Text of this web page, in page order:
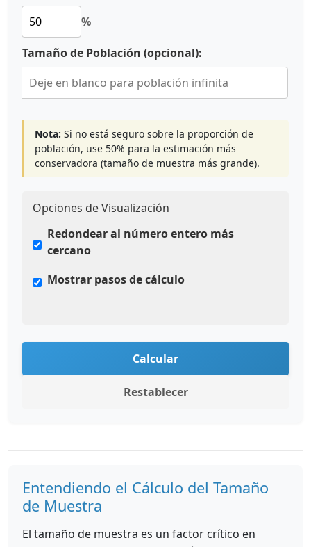
%
Tamaño de Población (opcional):
Nota: Si no está seguro sobre la proporción de
población, use 50% para la estimación más
conservadora (tamaño de muestra más grande).
Opciones de Visualización
Redondear al número entero más
cercano
Mostrar pasos de cálculo
Calcular
Restablecer
Entendiendo el Cálculo del Tamaño
de Muestra
El tamaño de muestra es un factor crítico en